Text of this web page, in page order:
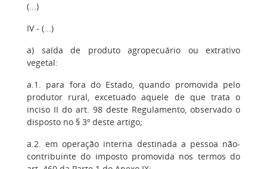
(...)
IV - (...)
a) saída de produto agropecuário ou extrativo
vegetal:
a.1. para fora do Estado, quando promovida pelo
produtor rural, excetuado aquele de que trata o
inciso II do art. 98 deste Regulamento, observado o
disposto no § 3º deste artigo;
a.2. em operação interna destinada a pessoa não-
contribuinte do imposto promovida nos termos do